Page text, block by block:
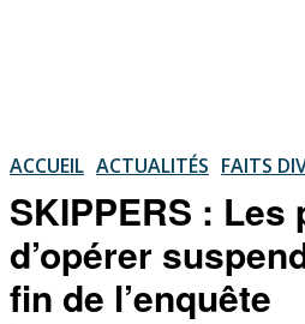
ACCUEIL ACTUALITÉS FAITS
SKIPPERS : Les
d’opérer
fin de l’enquête